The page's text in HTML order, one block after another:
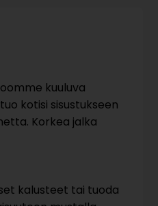
kuuluva
kotisi sisustukseen
Korkea jalka
kalusteet tai tuoda